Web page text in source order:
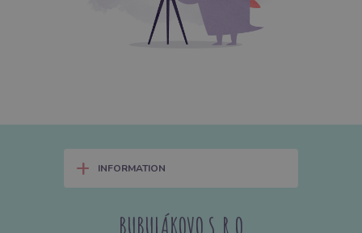
+ INFORMATION
BUBULÁKOVO S.R.O